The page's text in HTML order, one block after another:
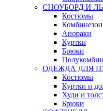
СНОУБОРД И
Костюмы
Анораки
Куртки
Брюки
ОДЕЖДА ДЛЯ
Костюмы
Куртки и
Худи и
Брюки